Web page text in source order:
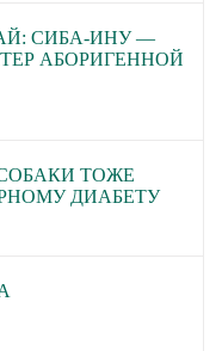
СИБА-ИНУ —
АБОРИГЕННОЙ
ТОЖЕ
ДИАБЕТУ